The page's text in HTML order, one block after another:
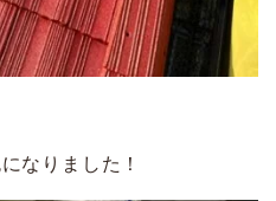
なりました！